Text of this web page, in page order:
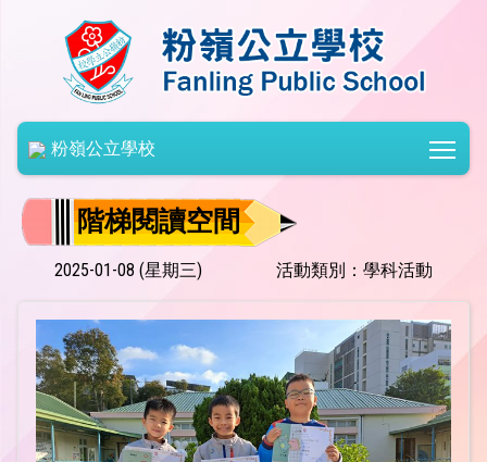
粉嶺公立學校
階梯閱讀空間
2025-01-08 (星期三) 活動類別：學科活動